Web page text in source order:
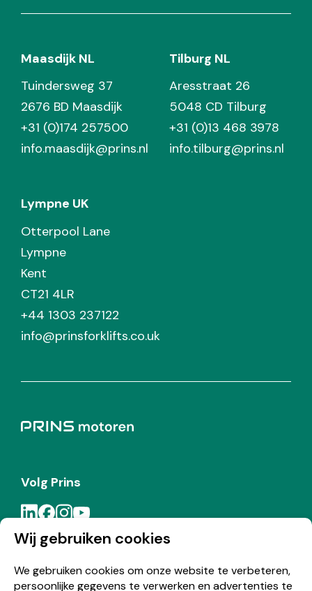
Wij gebruiken cookies
We gebruiken cookies om onze website te verbeteren,
persoonlijke gegevens te verwerken en advertenties te
Maasdijk NL
Tuindersweg 37
2676 BD Maasdijk
+31 (0)174 257500
info.maasdijk@prins.nl
Tilburg NL
Aresstraat 26
5048 CD Tilburg
+31 (0)13 468 3978
info.tilburg@prins.nl
Lympne UK
Otterpool Lane
Lympne
Kent
CT21 4LR
+44 1303 237122
info@prinsforklifts.co.uk
Volg Prins
Meld je aan voor de Prins nieuwsbrief